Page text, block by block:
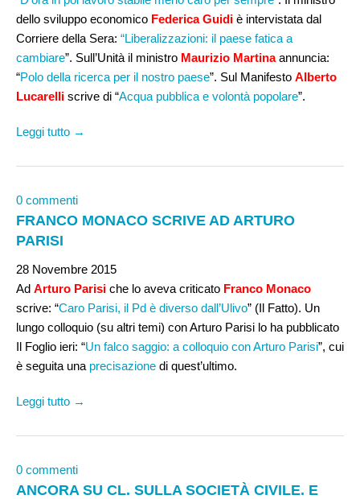
dello sviluppo economico Federica Guidi è intervistata dal
Corriere della Sera: “Liberalizzazioni: il paese fatica a
cambiare”. Sull’Unità il ministro Maurizio Martinaannuncia:
“Polo della ricerca per il nostro paese”. Sul Manifesto Alberto
Lucarelli scrive di “Acqua pubblica e volontà popolare”.
Leggi tutto →
0 commenti
FRANCO MONACO SCRIVE AD ARTURO
PARISI
28 Novembre 2015
Ad Arturo Parisi che lo aveva criticato Franco Monaco
scrive: “Caro Parisi, il Pd è diverso dall’Ulivo” (Il Fatto). Un
lungo colloquio (su altri temi) con Arturo Parisi lo ha pubblicato
Il Foglio ieri: “Un falco saggio: a colloquio con Arturo Parisi”, cui
è seguita una precisazione di quest’ultimo.
Leggi tutto →
0 commenti
ANCORA SU CL. SULLA SOCIETÀ CIVILE. E